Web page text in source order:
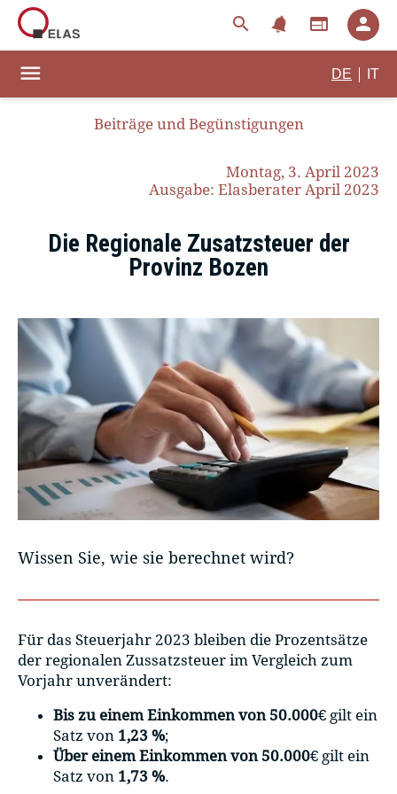
search notifications web person
menu DE IT
Beiträge und Begünstigungen
Montag, 3. April 2023
Ausgabe: Elasberater April 2023
Die Regionale Zusatzsteuer der
Provinz Bozen
Wissen Sie, wie sie berechnet wird?
Für das Steuerjahr 2023 bleiben die Prozentsätze
der regionalen Zussatzsteuer im Vergleich zum
Vorjahr unverändert:
Bis zu einem Einkommen von 50.000€ gilt ein
Satz von 1,23 %;
Über einem Einkommen von 50.000€ gilt ein
Satz von 1,73 %.